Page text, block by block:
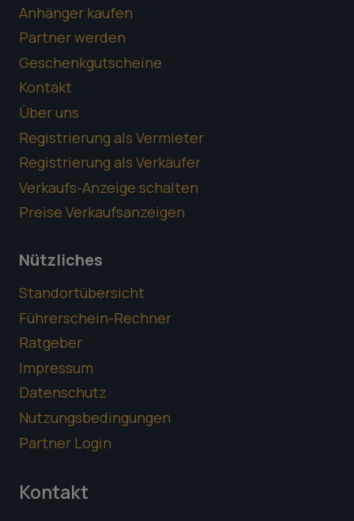
Anhänger kaufen
Partner werden
Geschenkgutscheine
Kontakt
Über uns
Registrierung als Vermieter
Registrierung als Verkäufer
Verkaufs-Anzeige schalten
Preise Verkaufsanzeigen
Nützliches
Standortübersicht
Führerschein-Rechner
Ratgeber
Impressum
Datenschutz
Nutzungsbedingungen
Partner Login
Kontakt